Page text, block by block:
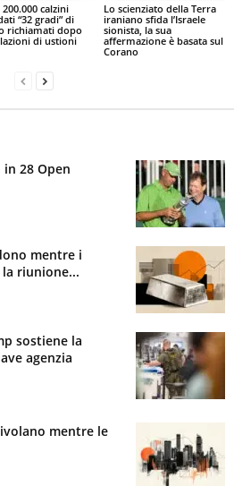
calzini
“32 gradi” di
richiamati dopo
di ustioni
Lo scienziato della Terra
iraniano sfida l’Israele
sionista, la sua
affermazione è basata sul
Corano
28 Open
mentre i
riunione...
sostiene la
agenzia
mentre le